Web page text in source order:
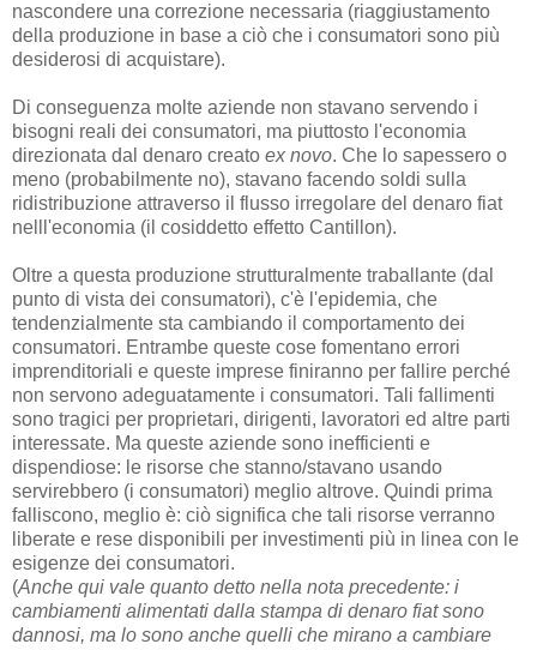
nascondere una correzione necessaria (riaggiustamento
della produzione in base a ciò che i consumatori sono più
desiderosi di acquistare).
Di conseguenza molte aziende non stavano servendo i
bisogni reali dei consumatori, ma piuttosto l'economia
direzionata dal denaro creato ex novo. Che lo sapessero o
meno (probabilmente no), stavano facendo soldi sulla
ridistribuzione attraverso il flusso irregolare del denaro fiat
nelll'economia (il cosiddetto effetto Cantillon).
Oltre a questa produzione strutturalmente traballante (dal
punto di vista dei consumatori), c'è l'epidemia, che
tendenzialmente sta cambiando il comportamento dei
consumatori. Entrambe queste cose fomentano errori
imprenditoriali e queste imprese finiranno per fallire perché
non servono adeguatamente i consumatori. Tali fallimenti
sono tragici per proprietari, dirigenti, lavoratori ed altre parti
interessate. Ma queste aziende sono inefficienti e
dispendiose: le risorse che stanno/stavano usando
servirebbero (i consumatori) meglio altrove. Quindi prima
falliscono, meglio è: ciò significa che tali risorse verranno
liberate e rese disponibili per investimenti più in linea con le
esigenze dei consumatori.
(Anche qui vale quanto detto nella nota precedente: i
cambiamenti alimentati dalla stampa di denaro fiat sono
dannosi, ma lo sono anche quelli che mirano a cambiare